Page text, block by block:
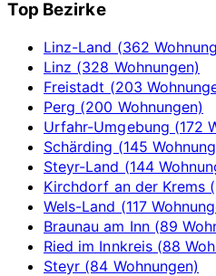
Top Bezirke
Linz-Land (362
Linz (328 Wohnungen)
Freistadt (203
Perg (200 Wohnungen)
Urfahr-Umgebung (172
Schärding (145
Steyr-Land (144
Kirchdorf an der Krems
Wels-Land (117
Braunau am Inn (89
Ried im Innkreis (88
Steyr (84 Wohnungen)